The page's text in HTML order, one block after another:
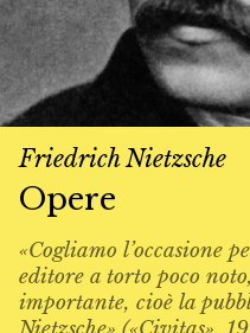
Friedrich Nietzsche
Opere
«Cogliamo l’occasione
editore a torto poco
importante, cioè la